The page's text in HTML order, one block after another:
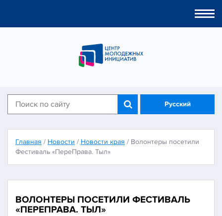
Русский
Главная / Новости / Новости края / Волонтеры посетили
Фестиваль «ПереПрава. Тыл»
ВОЛОНТЕРЫ ПОСЕТИЛИ ФЕСТИВАЛЬ
«ПЕРЕПРАВА. ТЫЛ»